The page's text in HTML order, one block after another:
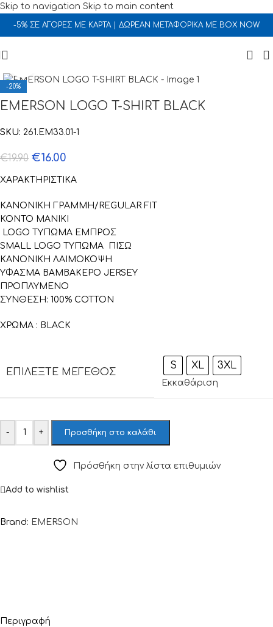
Skip to navigation Skip to main content
-5% ΣΕ ΑΓΟΡΕΣ ΜΕ ΚΑΡΤΑ | ΔΩΡΕΑΝ ΜΕΤΑΦΟΡΙΚΑ ΜΕ BOX NOW
-20%
EMERSON LOGO T-SHIRT BLACK
SKU: 261.EM33.01-1
€19.90 €16.00
ΧΑΡΑΚΤΗΡΙΣΤΙΚΑ
ΚΑΝΟΝΙΚΗ ΓΡΑΜΜΗ/REGULAR FIT
ΚΟΝΤΟ ΜΑΝΙΚΙ
LOGO ΤΥΠΩΜΑ ΕΜΠΡΟΣ
SMALL LOGO ΤΥΠΩΜΑ ΠΙΣΩ
ΚΑΝΟΝΙΚΗ ΛΑΙΜΟΚΟΨΗ
ΥΦΑΣΜΑ ΒΑΜΒΑΚΕΡΟ JERSEY
ΠΡΟΠΛΥΜΕΝΟ
ΣΥΝΘΕΣΗ: 100% COTTON
ΧΡΩΜΑ : BLACK
ΕΠΙΛΈΞΤΕ ΜΈΓΕΘΟΣ
S XL 3XL
Εκκαθάριση
- + Προσθήκη στο καλάθι
Πρόσθήκη στην λίστα επιθυμιών
Add to wishlist
Brand: EMERSON
Περιγραφή